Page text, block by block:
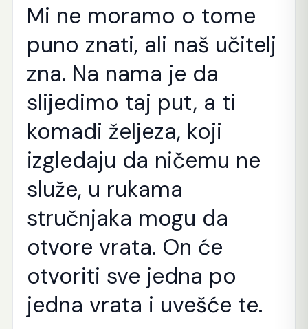
Mi ne moramo o tome
puno znati, ali naš učitelj
zna. Na nama je da
slijedimo taj put, a ti
komadi željeza, koji
izgledaju da ničemu ne
služe, u rukama
stručnjaka mogu da
otvore vrata. On će
otvoriti sve jedna po
jedna vrata i uvešće te.